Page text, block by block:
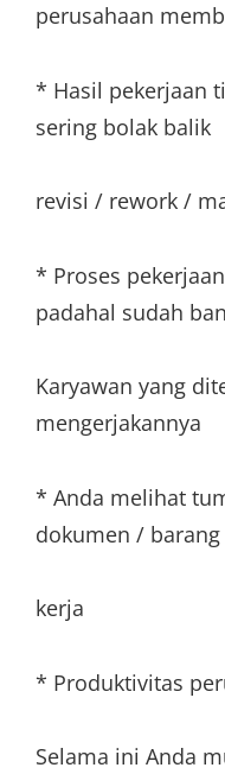
perusahaan
* Hasil pekerjaan
sering bolak balik
revisi / rework /
* Proses
padahal sudah
Karyawan yang
mengerjakannya
* Anda melihat
dokumen /
kerja
* Produktivitas
Selama ini Anda